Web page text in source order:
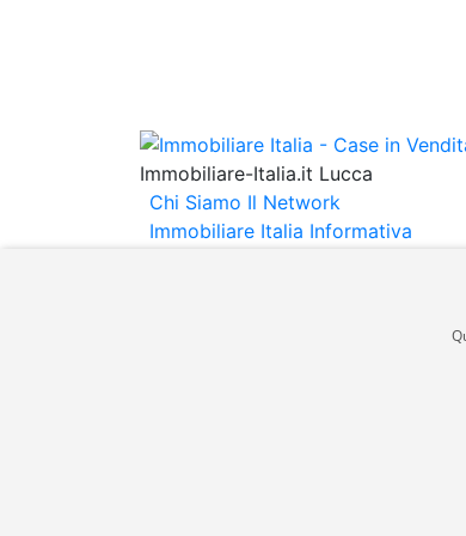
Immobiliare-Italia.it Lucca
Chi Siamo Il Network
Immobiliare Italia Informativa
Gli annunci immobiliari presenti
italia.it quindi non è responsabile